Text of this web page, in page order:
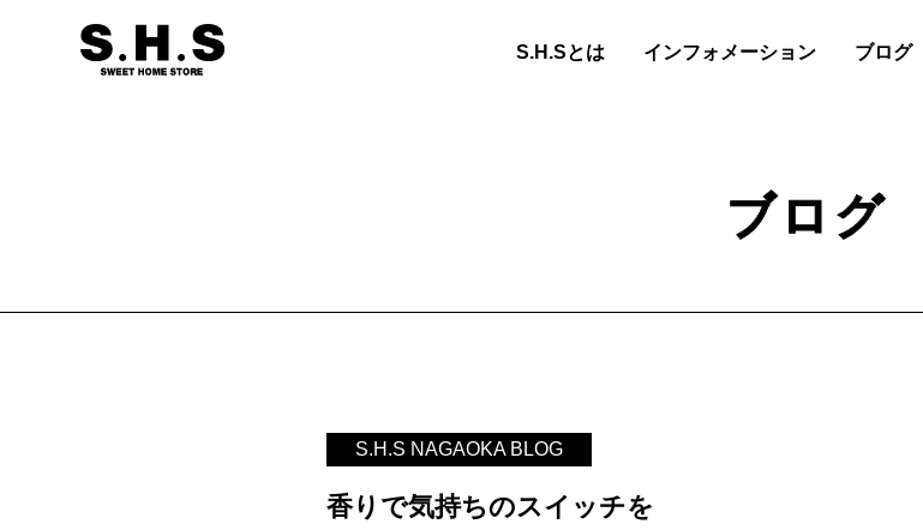
S.H.Sとは インフォメーション ブログ
ブログ
S.H.S NAGAOKA BLOG
香りで気持ちのスイッチを